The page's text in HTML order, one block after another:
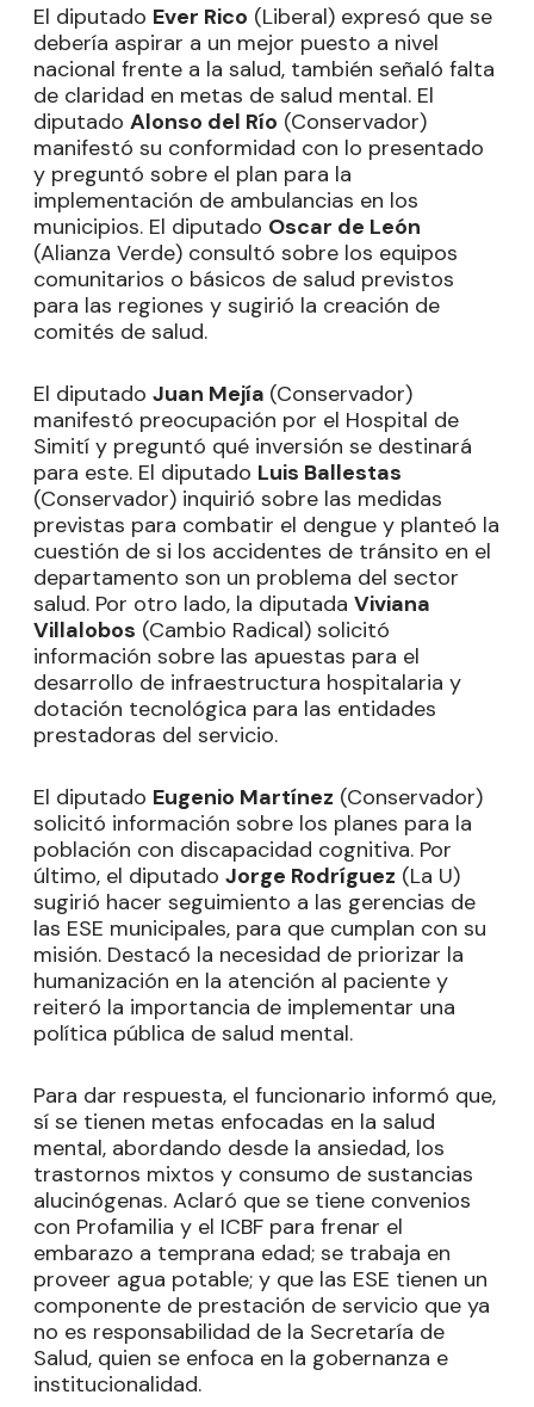
El diputado Ever Rico (Liberal) expresó que se
debería aspirar a un mejor puesto a nivel
nacional frente a la salud, también señaló falta
de claridad en metas de salud mental. El
diputado Alonso del Río (Conservador)
manifestó su conformidad con lo presentado
y preguntó sobre el plan para la
implementación de ambulancias en los
municipios. El diputado Oscar de León
(Alianza Verde) consultó sobre los equipos
comunitarios o básicos de salud previstos
para las regiones y sugirió la creación de
comités de salud.
El diputado Juan Mejía (Conservador)
manifestó preocupación por el Hospital de
Simití y preguntó qué inversión se destinará
para este. El diputado Luis Ballestas
(Conservador) inquirió sobre las medidas
previstas para combatir el dengue y planteó la
cuestión de si los accidentes de tránsito en el
departamento son un problema del sector
salud. Por otro lado, la diputada Viviana
Villalobos (Cambio Radical) solicitó
información sobre las apuestas para el
desarrollo de infraestructura hospitalaria y
dotación tecnológica para las entidades
prestadoras del servicio.
El diputado Eugenio Martínez (Conservador)
solicitó información sobre los planes para la
población con discapacidad cognitiva. Por
último, el diputado Jorge Rodríguez (La U)
sugirió hacer seguimiento a las gerencias de
las ESE municipales, para que cumplan con su
misión. Destacó la necesidad de priorizar la
humanización en la atención al paciente y
reiteró la importancia de implementar una
política pública de salud mental.
Para dar respuesta, el funcionario informó que,
sí se tienen metas enfocadas en la salud
mental, abordando desde la ansiedad, los
trastornos mixtos y consumo de sustancias
alucinógenas. Aclaró que se tiene convenios
con Profamilia y el ICBF para frenar el
embarazo a temprana edad; se trabaja en
proveer agua potable; y que las ESE tienen un
componente de prestación de servicio que ya
no es responsabilidad de la Secretaría de
Salud, quien se enfoca en la gobernanza e
institucionalidad.